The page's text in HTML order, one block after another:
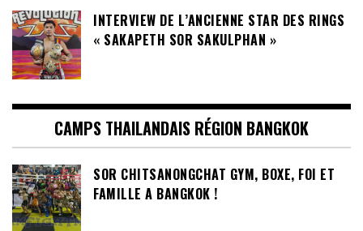
INTERVIEW DE L’ANCIENNE STAR DES RINGS
« SAKAPETH SOR SAKULPHAN »
CAMPS THAILANDAIS RÉGION BANGKOK
SOR CHITSANONGCHAT GYM, BOXE, FOI ET
FAMILLE A BANGKOK !